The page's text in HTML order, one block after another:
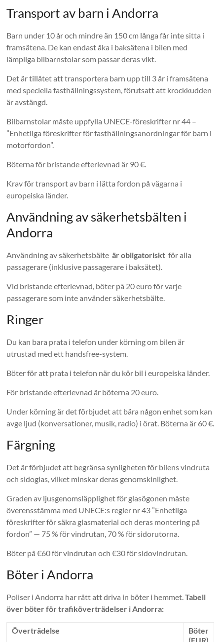
Transport av barn i Andorra
Barn under 10 år och mindre än 150 cm långa får inte sitta i
framsätena. De kan endast åka i baksätena i bilen med
lämpliga bilbarnstolar som passar deras vikt.
Det är tillåtet att transportera barn upp till 3 år i framsätena
med speciella fasthållningssystem, förutsatt att krockkudden
är avstängd.
Bilbarnstolar måste uppfylla UNECE-föreskrifter nr 44 –
”Enhetliga föreskrifter för fasthållningsanordningar för barn i
motorfordon”.
Böterna för bristande efterlevnad är 90 €.
Krav för transport av barn i lätta fordon på vägarna i
europeiska länder.
Användning av säkerhetsbälten i
Andorra
Användning av säkerhetsbälteär obligatoriskt för alla
passagerare (inklusive passagerare i baksätet).
Vid bristande efterlevnad, böter på 20 euro för varje
passagerare som inte använder säkerhetsbälte.
Ringer
Du kan bara prata i telefon under körning om bilen är
utrustad med ett handsfree-system.
Böter för att prata i telefon när du kör bil i europeiska länder.
För bristande efterlevnad är böterna 20 euro.
Under körning är det förbjudet att bära någon enhet som kan
avge ljud (konversationer, musik, radio) i örat. Böterna är 60 €.
Färgning
Det är förbjudet att begränsa synligheten för bilens vindruta
och sidoglas, vilket minskar deras genomskinlighet.
Graden av ljusgenomsläpplighet för glasögonen måste
överensstämma med UNECE:s regler nr 43 ”Enhetliga
föreskrifter för säkra glasmaterial och deras montering på
fordon” — 75 % för vindrutan, 70 % för sidorutorna.
Böter på €60 för vindrutan och €30 för sidovindrutan.
Böter i Andorra
Poliser i Andorra har rätt att driva in böter i hemmet.Tabell
över böter för trafiköverträdelser i Andorra:
Överträdelse
Böter
(EUR)